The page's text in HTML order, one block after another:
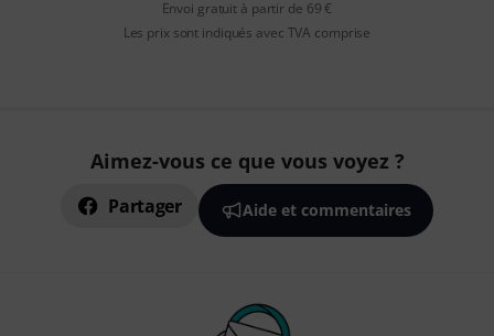
Envoi gratuit à partir de 69 €
Les prix sont indiqués avec TVA comprise
Aimez-vous ce que vous voyez ?
Partager Aide et commentaires